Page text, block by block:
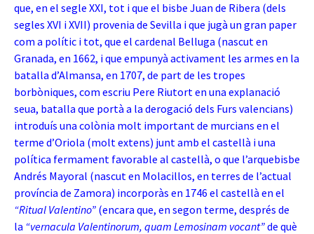
que, en el segle XXI, tot i que el bisbe Juan de Ribera (dels
segles XVI i XVII) provenia de Sevilla i que jugà un gran paper
com a polític i tot, que el cardenal Belluga (nascut en
Granada, en 1662, i que empunyà activament les armes en la
batalla d’Almansa, en 1707, de part de les tropes
borbòniques, com escriu Pere Riutort en una explanació
seua, batalla que portà a la derogació dels Furs valencians)
introduís una colònia molt important de murcians en el
terme d’Oriola (molt extens) junt amb el castellà i una
política fermament favorable al castellà, o que l’arquebisbe
Andrés Mayoral (nascut en Molacillos, en terres de l’actual
província de Zamora) incorporàs en 1746 el castellà en el
“Ritual Valentino” (encara que, en segon terme, després de
la “vernacula Valentinorum, quam Lemosinam vocant”de què